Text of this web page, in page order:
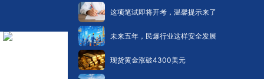
这项笔试即将开考，温馨提示来了
未来五年，民爆行业这样安全发展
现货黄金涨破4300美元